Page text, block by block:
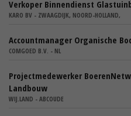
Verkoper Binnendienst
KARO BV - ZWAAGDIJK, NOORD-HOLLAND,
Accountmanager Organische
COMGOED B.V. - NL
Projectmedewerker
Landbouw
WIJ.LAND - ABCOUDE